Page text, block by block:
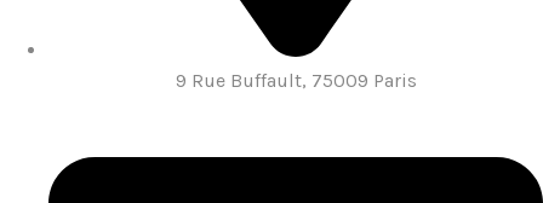
9 Rue Buffault, 75009 Paris